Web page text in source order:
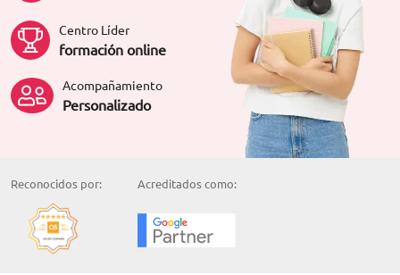
Centro Líder
formación online
Acompañamiento
Personalizado
Reconocidos por: Acreditados como: